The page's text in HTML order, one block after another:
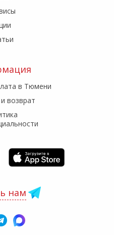
в Тюмени
возврат
нам